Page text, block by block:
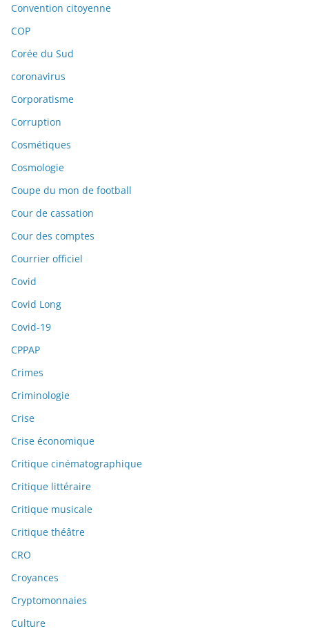
Convention citoyenne
COP
Corée du Sud
coronavirus
Corporatisme
Corruption
Cosmétiques
Cosmologie
Coupe du mon de football
Cour de cassation
Cour des comptes
Courrier officiel
Covid
Covid Long
Covid-19
CPPAP
Crimes
Criminologie
Crise
Crise économique
Critique cinématographique
Critique littéraire
Critique musicale
Critique théâtre
CRO
Croyances
Cryptomonnaies
Culture